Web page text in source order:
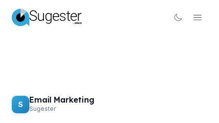
S Email Marketing
Sugester